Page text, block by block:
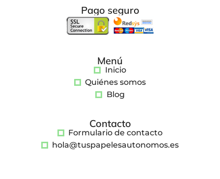
Pago seguro
Menú
Inicio
Quiénes somos
Blog
Contacto
Formulario de contacto
hola@tuspapelesautonomos.es